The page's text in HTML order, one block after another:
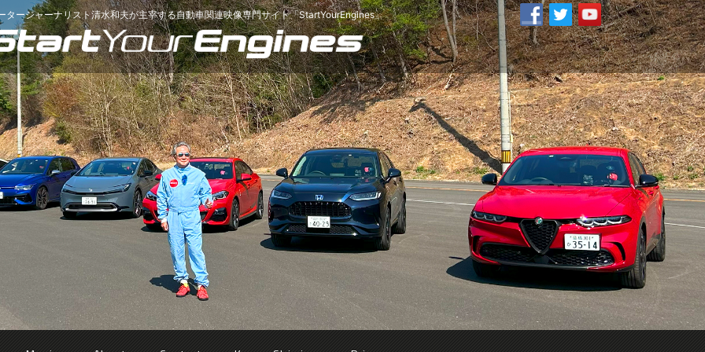
タージャーナリスト清水和夫が主宰する自動車関連映像専門サイト「StartYourEngines」